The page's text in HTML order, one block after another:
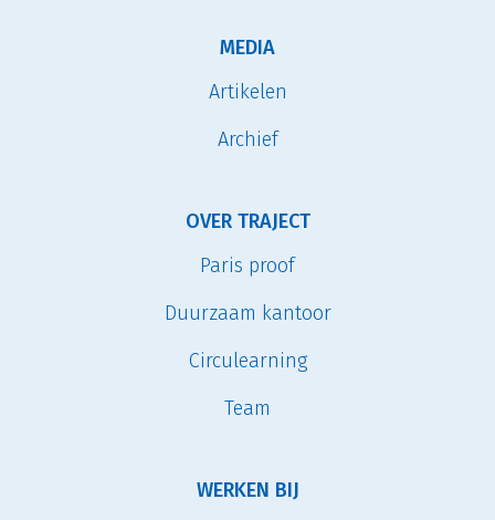
MEDIA
Artikelen
Archief
OVER TRAJECT
Paris proof
Duurzaam kantoor
Circulearning
Team
WERKEN BIJ